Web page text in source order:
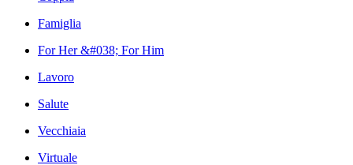
Famiglia
For Her &#038; For Him
Lavoro
Salute
Vecchiaia
Virtuale